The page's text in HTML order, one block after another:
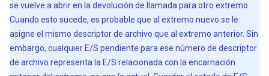
se vuelve a abrir en la devolución de llamada para otro extremo.
Cuando esto sucede, es probable que al extremo nuevo se le
asigne el mismo descriptor de archivo que al extremo anterior. Sin
embargo, cualquier E/S pendiente para ese número de descriptor
de archivo representa la E/S relacionada con la encarnación